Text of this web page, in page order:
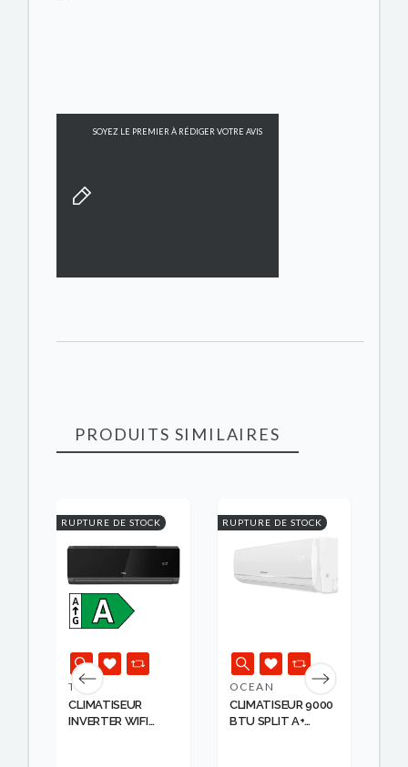
SOYEZ LE PREMIER À RÉDIGER VOTRE AVIS
PRODUITS SIMILAIRES
RUPTURE DE STOCK
TCL
CLIMATISEUR
INVERTER WIFI
RUPTURE DE STOCK
OCEAN
CLIMATISEUR 9000
BTU SPLIT A+